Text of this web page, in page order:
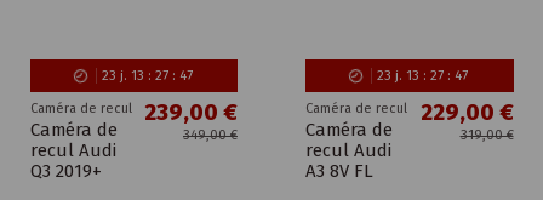
23 j. 13 : 27: 46
Caméra de recul
Caméra de
recul Audi
Q3 2019+
239,00 €
349,00 €
23 j. 13 : 27: 46
Caméra de recul
Caméra de
recul Audi
A3 8V FL
229,00 €
319,00 €